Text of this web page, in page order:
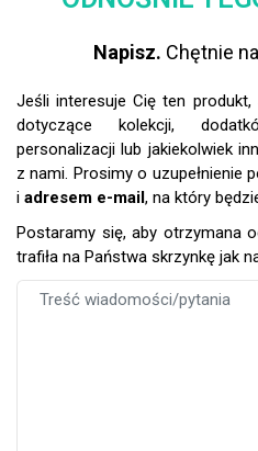
Napisz. Chętnie
Jeśli interesuje Cię ten
dotyczące kolekcji,
personalizacji lub jakiekolwiek
z nami. Prosimy o uzupełnienie
i adresem e-mail, na który
Postaramy się, aby otrzymana
trafiła na Państwa skrzynkę jak